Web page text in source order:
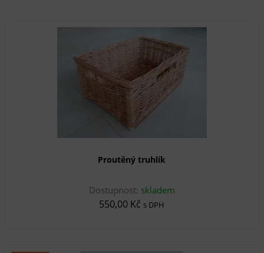
Proutěný truhlík
Dostupnost: skladem
550,00 Kč s DPH